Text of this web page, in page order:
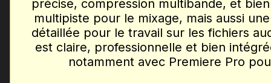
précise, compression multibande, et
multipiste pour le mixage, mais aussi
détaillée pour le travail sur les fichiers
est claire, professionnelle et bien
notamment avec Premiere Pro